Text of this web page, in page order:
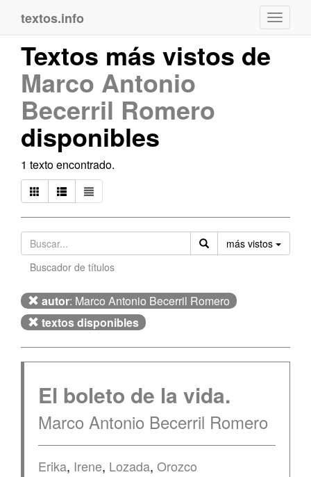
textos.info
Textos más vistos de
Marco Antonio
Becerril Romero
disponibles
1 texto encontrado.
más vistos
Buscador de títulos
autor: Marco Antonio Becerril Romero
textos disponibles
El boleto de la vida.
Marco Antonio Becerril Romero
Erika, Irene, Lozada, Orozco